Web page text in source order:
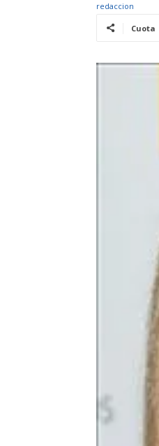
Cuota